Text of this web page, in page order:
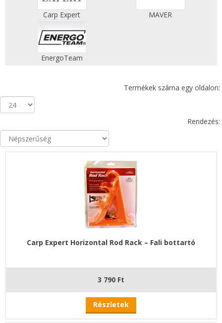
Carp Expert MAVER
EnergoTeam
Termékek száma egy oldalon:
Rendezés:
Carp Expert Horizontal Rod Rack – Fali bottartó
3 790 Ft
Részletek